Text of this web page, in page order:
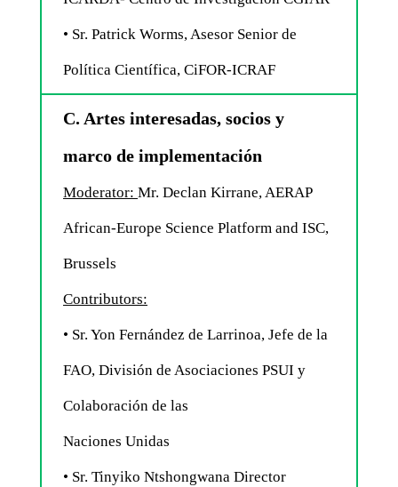
• Sr. Patrick Worms, Asesor Senior de
Política Científica, CiFOR-ICRAF
C. Artes interesadas, socios y
marco de implementación
Moderator: Mr. Declan Kirrane, AERAP
African-Europe Science Platform and ISC,
Brussels
Contributors:
• Sr. Yon Fernández de Larrinoa, Jefe de la
FAO, División de Asociaciones PSUI y
Colaboración de las
Naciones Unidas
• Sr. Tinyiko Ntshongwana Director